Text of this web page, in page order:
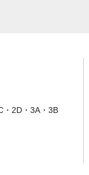
・2D・3A・3B